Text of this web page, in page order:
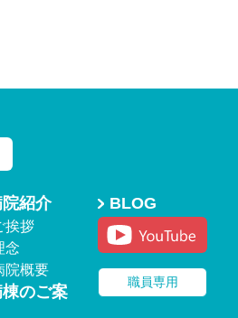
紹介
挨拶
念
院概要
のご案
BLOG
職員専用